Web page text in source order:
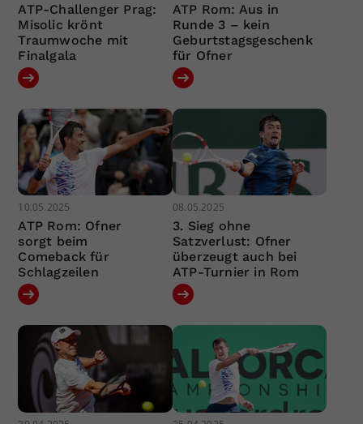
ATP-Challenger Prag:
Misolic krönt
Traumwoche mit
Finalgala
ATP Rom: Aus in
Runde 3 – kein
Geburtstagsgeschenk
für Ofner
10.05.2025
ATP Rom: Ofner
sorgt beim
Comeback für
Schlagzeilen
08.05.2025
3. Sieg ohne
Satzverlust: Ofner
überzeugt auch bei
ATP-Turnier in Rom